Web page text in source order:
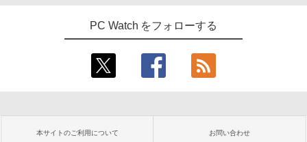
PC Watch をフォローする
本サイトのご利用について お問い合わせ